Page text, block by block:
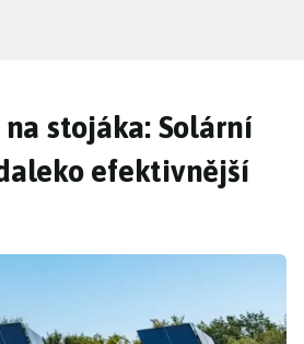
stojáka: Solární
efektivnější